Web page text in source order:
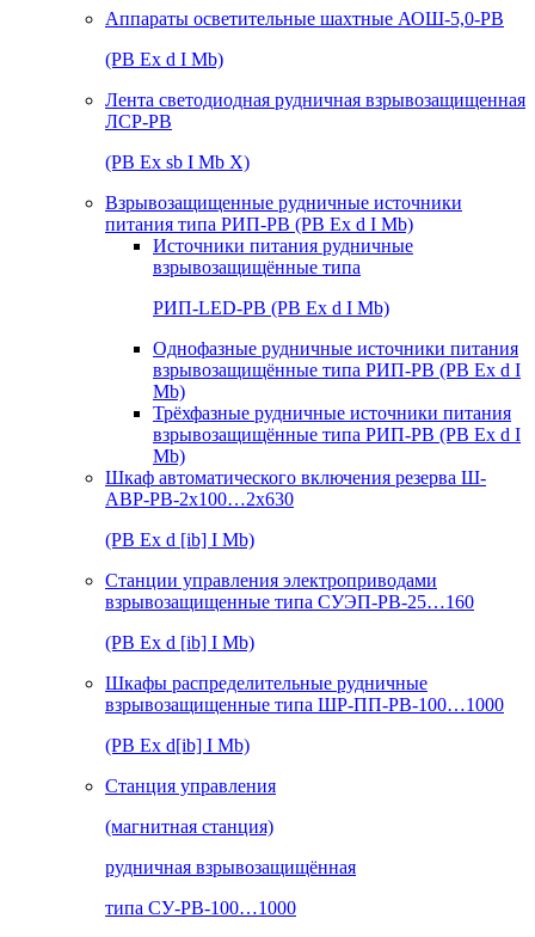
Аппараты осветительные шахтные АОШ-5,0-РВ
(РВ Ex d I Mb)
Лента светодиодная рудничная взрывозащищенная
ЛСР-РВ
(РВ Ex sb I Mb Х)
Взрывозащищенные рудничные источники
питания типа РИП-РВ (РВ Ex d I Mb)
Источники питания рудничные
взрывозащищённые типа
РИП-LED-РВ (РВ Ex d I Mb)
Однофазные рудничные источники питания
взрывозащищённые типа РИП-РВ (РВ Ex d I
Mb)
Трёхфазные рудничные источники питания
взрывозащищённые типа РИП-РВ (РВ Ex d I
Mb)
Шкаф автоматического включения резерва Ш-
АВР-РВ-2х100…2х630
(РВ Ex d [ib] I Mb)
Станции управления электроприводами
взрывозащищенные типа СУЭП-РВ-25…160
(РВ Ex d [ib] I Mb)
Шкафы распределительные рудничные
взрывозащищенные типа ШР-ПП-РВ-100…1000
(РВ Ex d[ib] I Mb)
Станция управления
(магнитная станция)
рудничная взрывозащищённая
типа СУ-РВ-100…1000